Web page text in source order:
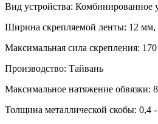
Вид устройства: Комбинированное
Ширина скрепляемой ленты: 12
Максимальная сила скрепления: 170
Производство: Тайвань
Максимальное натяжение обвязки:
Толщина металлической скобы: 0,4